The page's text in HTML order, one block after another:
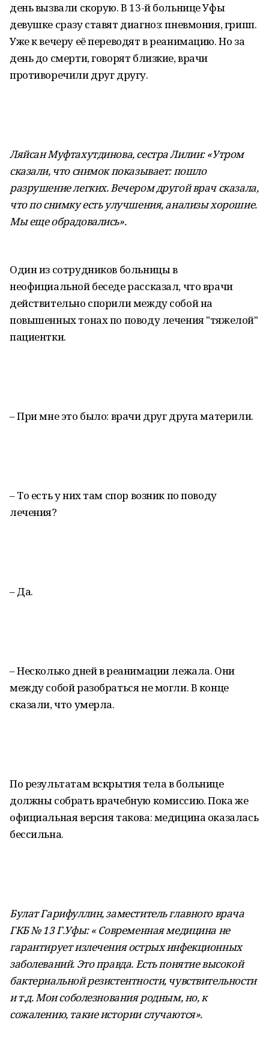
день вызвали скорую. В 13-й больнице Уфы
девушке сразу ставят диагноз: пневмония, грипп.
Уже к вечеру её переводят в реанимацию. Но за
день до смерти, говорят близкие, врачи
противоречили друг другу.
Ляйсан Муфтахутдинова, сестра Лилии: «Утром
сказали, что снимок показывает: пошло
разрушение легких. Вечером другой врач сказала,
что по снимку есть улучшения, анализы хорошие.
Мы еще обрадовались».
Один из сотрудников больницы в
неофициальной беседе рассказал, что врачи
действительно спорили между собой на
повышенных тонах по поводу лечения "тяжелой"
пациентки.
– При мне это было: врачи друг друга материли.
– То есть у них там спор возник по поводу
лечения?
– Да.
– Несколько дней в реанимации лежала. Они
между собой разобраться не могли. В конце
сказали, что умерла.
По результатам вскрытия тела в больнице
должны собрать врачебную комиссию. Пока же
официальная версия такова: медицина оказалась
бессильна.
Булат Гарифуллин, заместитель главного врача
ГКБ № 13 Г.Уфы: « Современная медицина не
гарантирует излечения острых инфекционных
заболеваний. Это правда. Есть понятие высокой
бактериальной резистентности, чувствительности
и т.д. Мои соболезнования родным, но, к
сожалению, такие истории случаются».